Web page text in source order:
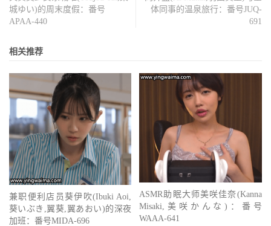
城ゆい)的周末度假：番号
APAA-440
体同事的温泉旅行：番号JUQ-
691
相关推荐
兼职便利店员葵伊吹(Ibuki Aoi,
葵いぶき,翼葵,翼あおい)的深夜
加班：番号MIDA-696
ASMR助眠大师美咲佳奈(Kanna
Misaki,美咲かんな)：番号
WAAA-641